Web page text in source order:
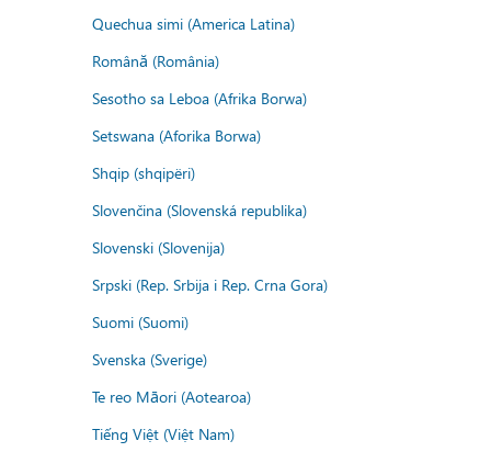
Quechua simi (America Latina)
Română (România)
Sesotho sa Leboa (Afrika Borwa)
Setswana (Aforika Borwa)
Shqip (shqipëri)
Slovenčina (Slovenská republika)
Slovenski (Slovenija)
Srpski (Rep. Srbija i Rep. Crna Gora)
Suomi (Suomi)
Svenska (Sverige)
Te reo Māori (Aotearoa)
Tiếng Việt (Việt Nam)